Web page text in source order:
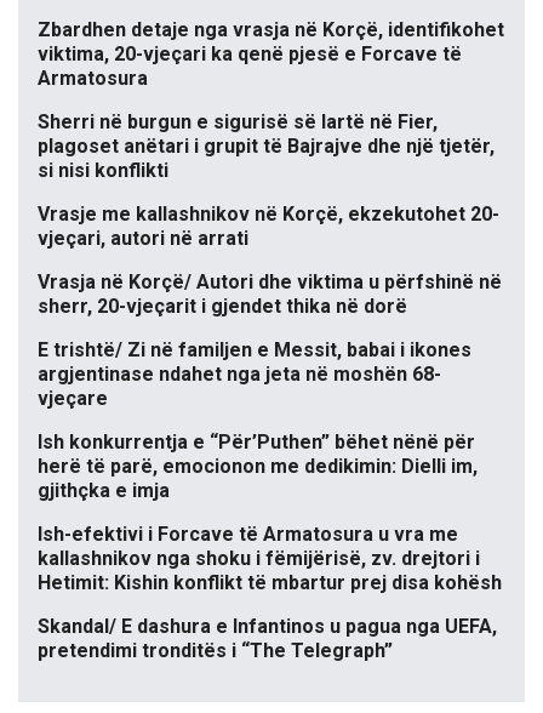
Zbardhen detaje nga vrasja në Korçë, identifikohet
viktima, 20-vjeçari ka qenë pjesë e Forcave të
Armatosura
Sherri në burgun e sigurisë së lartë në Fier,
plagoset anëtari i grupit të Bajrajve dhe një tjetër,
si nisi konflikti
Vrasje me kallashnikov në Korçë, ekzekutohet 20-
vjeçari, autori në arrati
Vrasja në Korçë/ Autori dhe viktima u përfshinë në
sherr, 20-vjeçarit i gjendet thika në dorë
E trishtë/ Zi në familjen e Messit, babai i ikones
argjentinase ndahet nga jeta në moshën 68-
vjeçare
Ish konkurrentja e “Për’Puthen” bëhet nënë për
herë të parë, emocionon me dedikimin: Dielli im,
gjithçka e imja
Ish-efektivi i Forcave të Armatosura u vra me
kallashnikov nga shoku i fëmijërisë, zv. drejtori i
Hetimit: Kishin konflikt të mbartur prej disa kohësh
Skandal/ E dashura e Infantinos u pagua nga UEFA,
pretendimi tronditës i “The Telegraph”